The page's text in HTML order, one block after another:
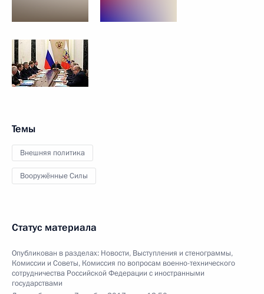
Темы
Внешняя политика
Вооружённые Силы
Статус материала
Опубликован в разделах: Новости, Выступления и стенограммы,
Комиссии и Советы, Комиссия по вопросам военно-технического
сотрудничества Российской Федерации с иностранными
государствами